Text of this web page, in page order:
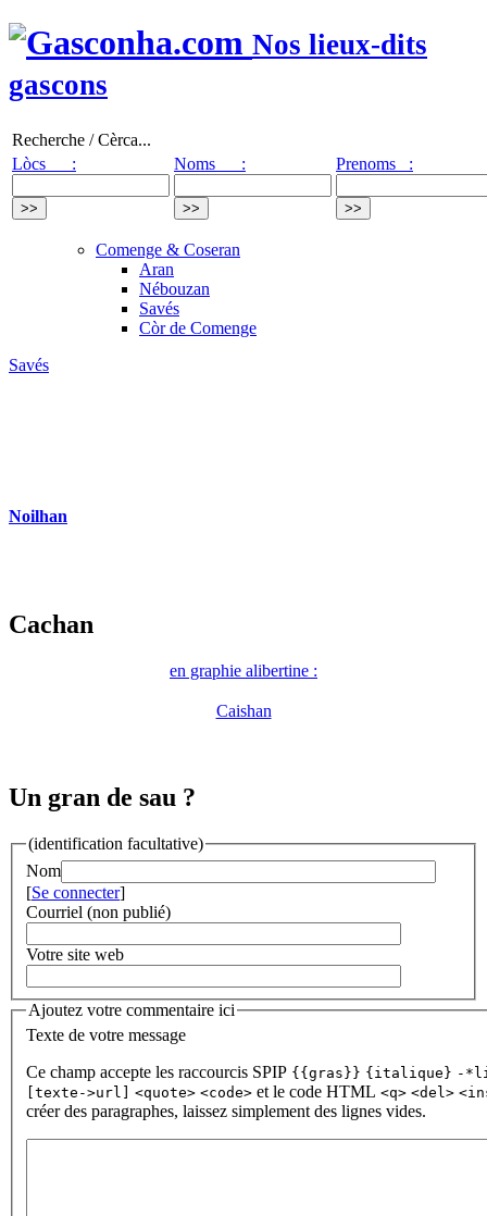
Nos lieux-dits
gascons
Recherche / Cèrca...
Lòcs :
Noms : Prenoms :
Comenge & Coseran
Aran
Nébouzan
Savés
Còr de Comenge
Savés
Noilhan
Cachan
en graphie alibertine :
Caishan
Un gran de sau ?
(identification facultative)
Nom
[Se connecter]
Courriel (non publié)
Votre site web
Ajoutez votre commentaire ici
Texte de votre message
Ce champ accepte les raccourcis SPIP {{gras}} {italique} -
[texte->url]
<quote> <code> et le code HTML <q> <del>
créer des paragraphes, laissez simplement des lignes vides.